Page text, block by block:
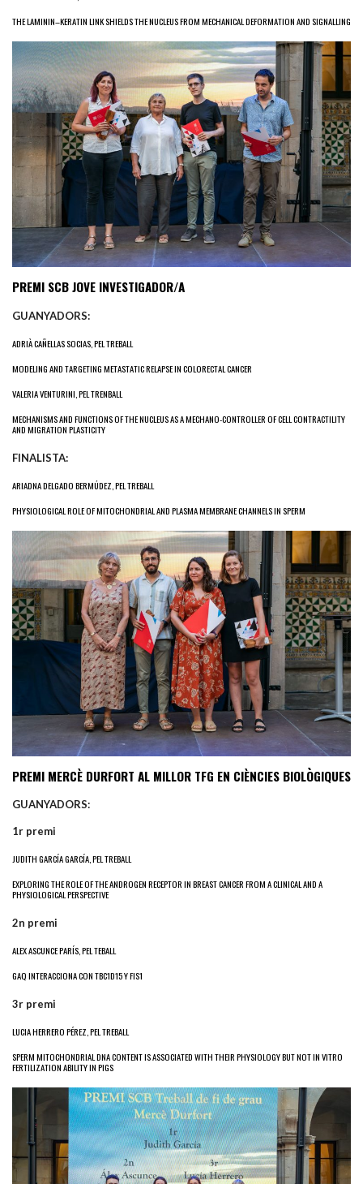
THE LAMININ–KERATIN LINK SHIELDS THE NUCLEUS FROM MECHANICAL DEFORMATION AND SIGNALLING
PREMI SCB JOVE INVESTIGADOR/A
GUANYADORS:
ADRIÀ CAÑELLAS SOCIAS, PEL TREBALL
MODELING AND TARGETING METASTATIC RELAPSE IN COLORECTAL CANCER
VALERIA VENTURINI, PEL TRENBALL
MECHANISMS AND FUNCTIONS OF THE NUCLEUS AS A MECHANO-CONTROLLER OF CELL CONTRACTILITY
AND MIGRATION PLASTICITY
FINALISTA:
ARIADNA DELGADO BERMÚDEZ, PEL TREBALL
PHYSIOLOGICAL ROLE OF MITOCHONDRIAL AND PLASMA MEMBRANE CHANNELS IN SPERM
PREMI MERCÈ DURFORT AL MILLOR TFG EN CIÈNCIES BIOLÒGIQUES
GUANYADORS:
1r premi
JUDITH GARCÍA GARCÍA, PEL TREBALL
EXPLORING THE ROLE OF THE ANDROGEN RECEPTOR IN BREAST CANCER FROM A CLINICAL AND A
PHYSIOLOGICAL PERSPECTIVE
2n premi
ALEX ASCUNCE PARÍS, PEL TEBALL
GAQ INTERACCIONA CON TBC1D15 Y FIS1
3r premi
LUCIA HERRERO PÉREZ, PEL TREBALL
SPERM MITOCHONDRIAL DNA CONTENT IS ASSOCIATED WITH THEIR PHYSIOLOGY BUT NOT IN VITRO
FERTILIZATION ABILITY IN PIGS